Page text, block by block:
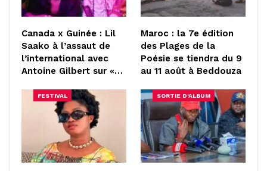
Canada x Guinée : Lil
Saako à l’assaut de
l’international avec
Antoine Gilbert sur «…
Maroc : la 7e édition
des Plages de la
Poésie se tiendra du 9
au 11 août à Beddouza
FESTIVAL SORTIE D'ALBUM